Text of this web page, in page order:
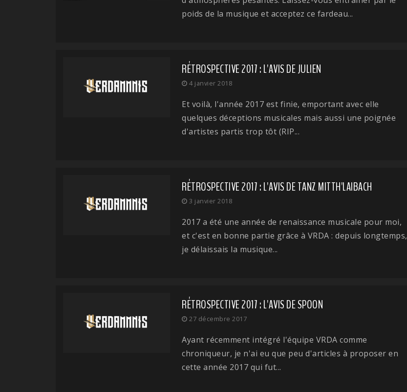
poids de la musique et acceptez ce fardeau...
RÉTROSPECTIVE 2017 : L'AVIS DE JULIEN
4 janvier 2018
Et voilà, l'année 2017 est finie, emportant avec elle
quelques déceptions musicales mais aussi une poignée
d'artistes partis trop tôt (RIP...
RÉTROSPECTIVE 2017 : L'AVIS DE TANZ MITTH'LAIBACH
3 janvier 2018
2017 a été une année de renaissance musicale pour moi,
et c'est en bonne partie grâce à VRDA : depuis longtemps,
je délaissais la musique...
RÉTROSPECTIVE 2017 : L'AVIS DE SPOON
27 décembre 2017
Ayant récemment intégré l'équipe VRDA comme
chroniqueur, je n'ai eu que peu d'articles à proposer en
cette année 2017 qui fut...